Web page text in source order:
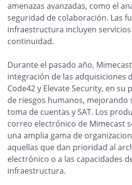
amenazas avanzadas, como el
seguridad de colaboración. Las
infraestructura incluyen
continuidad.
Durante el pasado año,
integración de las adquisiciones
Code42 y Elevate Security, en
de riesgos humanos, mejorando
toma de cuentas y SAT. Los
correo electrónico de Mimecast
una amplia gama de
aquellas que dan prioridad al
electrónico o a las capacidades
infraestructura.